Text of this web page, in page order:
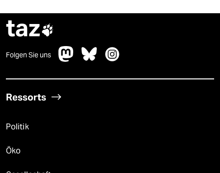
taz
Folgen Sie uns
Ressorts
Politik
Öko